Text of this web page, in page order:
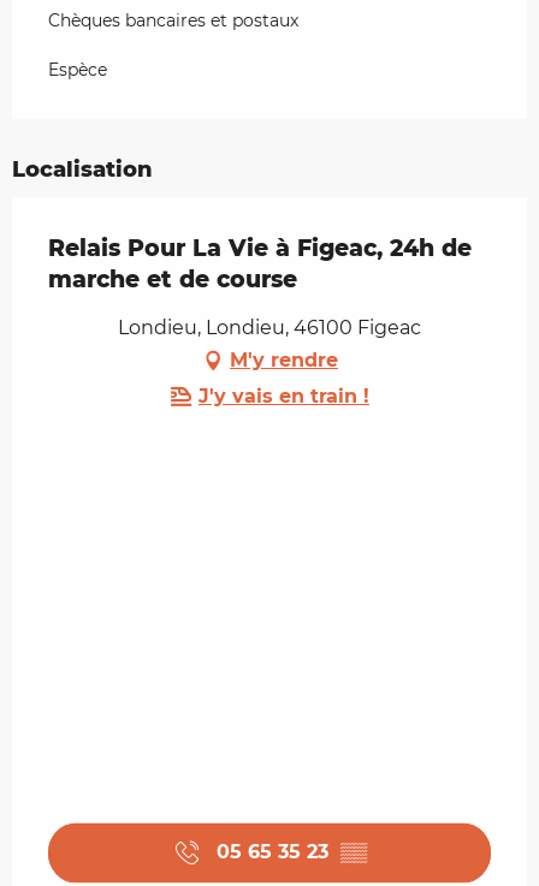
Chèques bancaires et postaux
Espèce
Localisation
Relais Pour La Vie à Figeac, 24h de
marche et de course
Londieu, Londieu, 46100 Figeac
M'y rendre
J'y vais en train !
05 65 35 23 ▒▒